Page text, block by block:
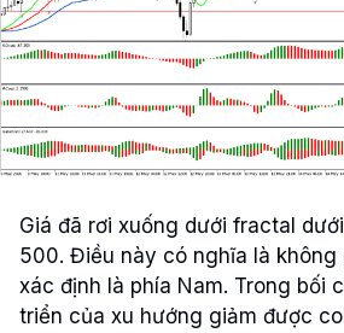
Giá đã rơi xuống dưới fractal
500. Điều này có nghĩa là không
xác định là phía Nam. Trong bối
triển của xu hướng giảm được